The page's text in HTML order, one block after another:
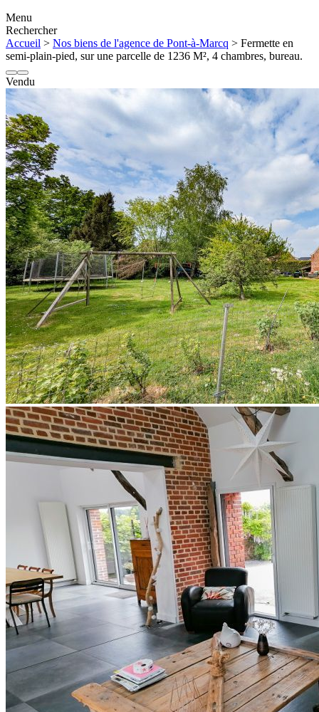
Menu
Rechercher
Accueil > Nos biens de l'agence de Pont-à-Marcq > Fermette en
semi-plain-pied, sur une parcelle de 1236 M², 4 chambres, bureau.
Vendu